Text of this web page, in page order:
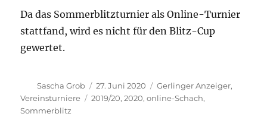
Da das Sommerblitzturnier als Online-Turnier
stattfand, wird es nicht für den Blitz-Cup
gewertet.
Autor
Sascha Grob
Veröffentlicht
am
27. Juni 2020 Kategorien
Gerlinger Anzeiger,
Vereinsturniere
Schlagwörter
2019/20,2020,online-Schach,
Sommerblitz